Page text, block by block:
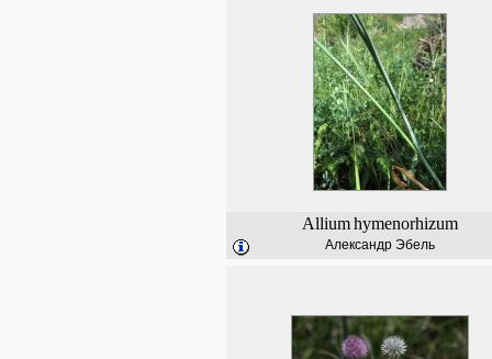
Alliumhymenorhizum
Александр Эбель